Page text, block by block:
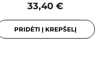
33,40 €
PRIDĖTI Į KREPŠELĮ